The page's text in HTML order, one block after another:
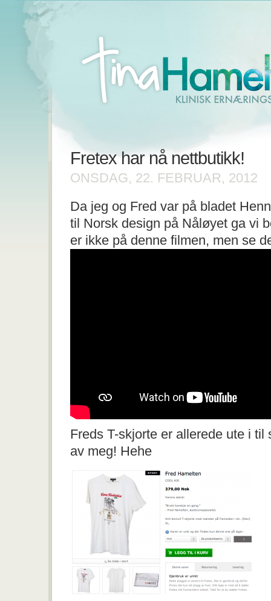
Fretex har nå nettbutikk!
ONSDAG, 22. FEBRUAR, 2012
Da jeg og Fred var på bladet
til Norsk design på Nåløyet ga vi
er ikke på denne filmen, men se
Freds T-skjorte er allerede ute i til
av meg! Hehe